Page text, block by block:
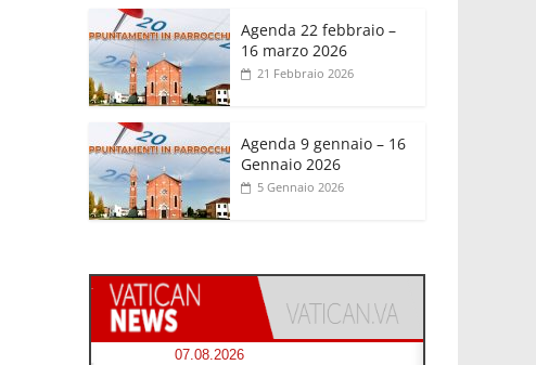
Agenda 22 febbraio –
16 marzo 2026
21 Febbraio 2026
Agenda 9 gennaio – 16
Gennaio 2026
5 Gennaio 2026
07.08.2026